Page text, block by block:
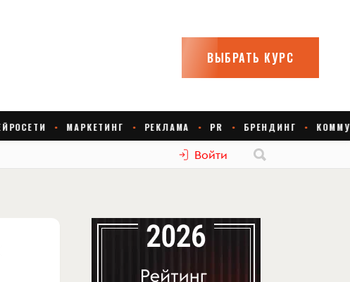
Войти